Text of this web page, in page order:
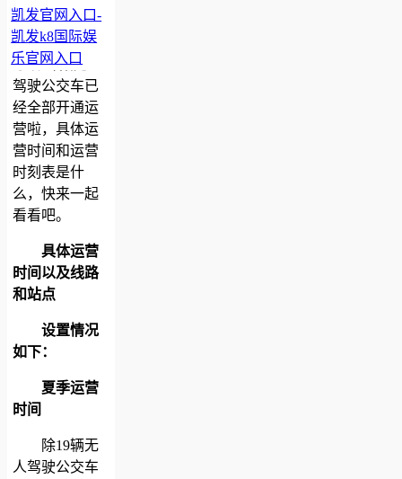
凯发官网入口-
凯发k8国际娱
乐官网入口
绵阳无人驾驶公交车运行时刻表一
览-凯发官网入口
2024-08-05 15:01 绵阳本地宝
导语绵阳无人
驾驶公交车已
经全部开通运
营啦，具体运
营时间和运营
时刻表是什
么，快来一起
看看吧。
具体运营
时间以及线路
和站点
设置情况
如下：
夏季运营
时间
除19辆无
人驾驶公交车